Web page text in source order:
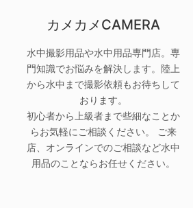
カメカメCAMERA
水中撮影用品や水中用品専門店。専
門知識でお悩みを解決します。陸上
から水中まで撮影依頼もお待ちして
おります。
初心者から上級者まで些細なことか
らお気軽にご相談ください。 ご来
店、オンラインでのご相談など水中
用品のことならお任せください。